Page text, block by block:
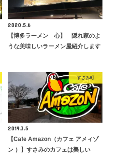
2020.5.6
【博多ラーメン 心】 隠れ家のよ
うな美味しいラーメン屋紹介します
すさみ町
2019.3.5
【Cafe Amazon（カフェ アメィゾ
ン ）】すさみのカフェは美しい